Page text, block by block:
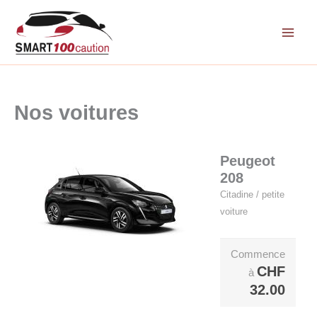
contenu
Nos voitures
Peugeot
208
Citadine / petite
voiture
Commence
à CHF
32.00